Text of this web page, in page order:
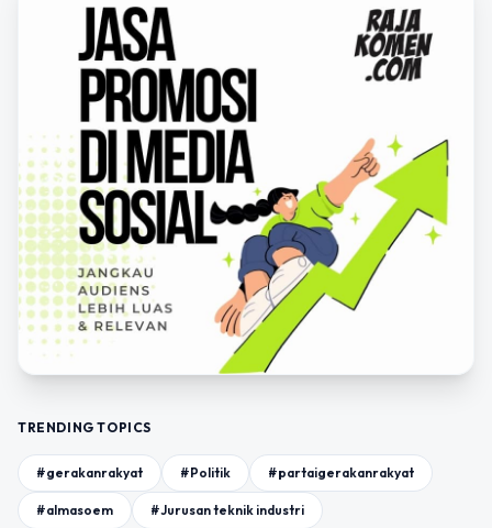
TRENDING TOPICS
#gerakanrakyat #Politik #partaigerakanrakyat
#almasoem #Jurusan teknik industri